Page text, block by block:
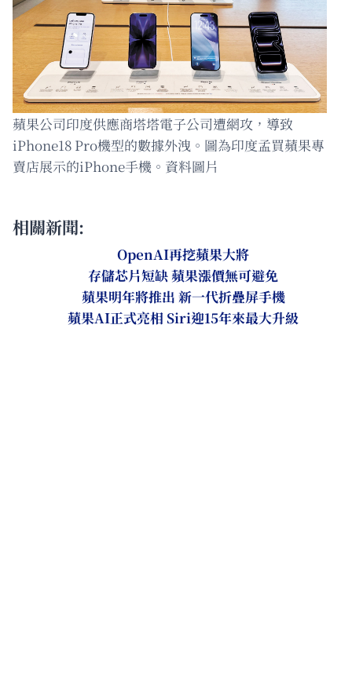
蘋果公司印度供應商塔塔電子公司遭網攻，導致
iPhone18 Pro機型的數據外洩。圖為印度孟買蘋果專
賣店展示的iPhone手機。資料圖片
相關新聞:
OpenAI再挖蘋果大將
存儲芯片短缺 蘋果漲價無可避免
蘋果明年將推出 新一代折疊屏手機
蘋果AI正式亮相 Siri迎15年來最大升級